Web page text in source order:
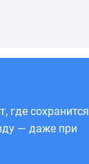
где сохранится
— даже при